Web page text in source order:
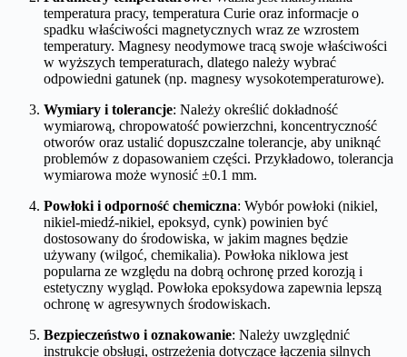
temperatura pracy, temperatura Curie oraz informacje o
spadku właściwości magnetycznych wraz ze wzrostem
temperatury. Magnesy neodymowe tracą swoje właściwości
w wyższych temperaturach, dlatego należy wybrać
odpowiedni gatunek (np. magnesy wysokotemperaturowe).
Wymiary i tolerancje: Należy określić dokładność
wymiarową, chropowatość powierzchni, koncentryczność
otworów oraz ustalić dopuszczalne tolerancje, aby uniknąć
problemów z dopasowaniem części. Przykładowo, tolerancja
wymiarowa może wynosić ±0.1 mm.
Powłoki i odporność chemiczna: Wybór powłoki (nikiel,
nikiel-miedź-nikiel, epoksyd, cynk) powinien być
dostosowany do środowiska, w jakim magnes będzie
używany (wilgoć, chemikalia). Powłoka niklowa jest
popularna ze względu na dobrą ochronę przed korozją i
estetyczny wygląd. Powłoka epoksydowa zapewnia lepszą
ochronę w agresywnych środowiskach.
Bezpieczeństwo i oznakowanie: Należy uwzględnić
instrukcje obsługi, ostrzeżenia dotyczące łączenia silnych